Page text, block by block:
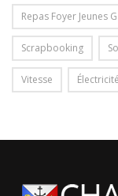
Repas Foyer Jeunes
Scrapbooking
Vitesse Électricité